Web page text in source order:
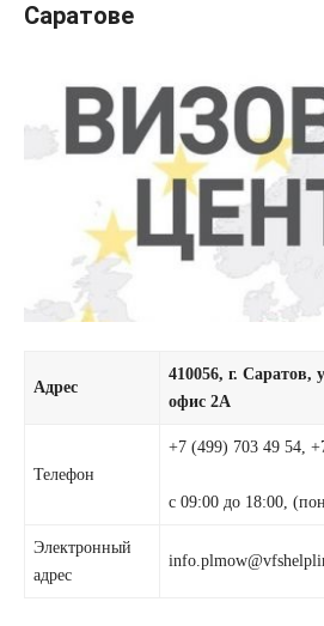
Саратове
Адрес
410056, г. Саратов,
офис 2A
Телефон
+7 (499) 703 49 54,
с 09:00 до 18:00,
Электронный
адрес